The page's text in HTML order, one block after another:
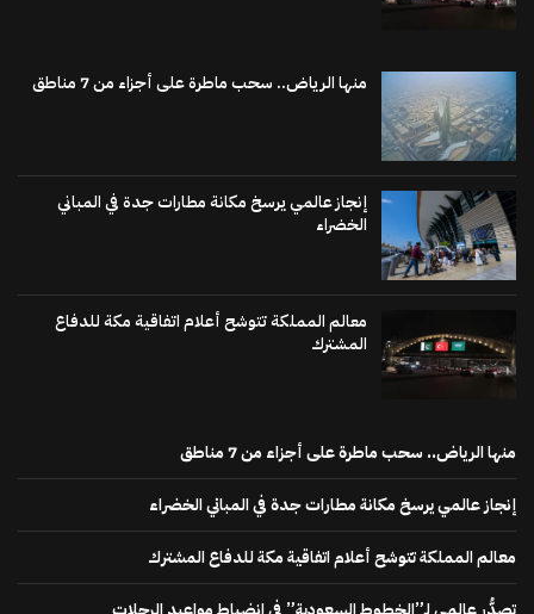
منها الرياض.. سحب ماطرة على أجزاء من 7 مناطق
إنجاز عالمي يرسخ مكانة مطارات جدة في المباني
الخضراء
معالم المملكة تتوشح أعلام اتفاقية مكة للدفاع
المشترك
منها الرياض.. سحب ماطرة على أجزاء من 7 مناطق
إنجاز عالمي يرسخ مكانة مطارات جدة في المباني الخضراء
معالم المملكة تتوشح أعلام اتفاقية مكة للدفاع المشترك